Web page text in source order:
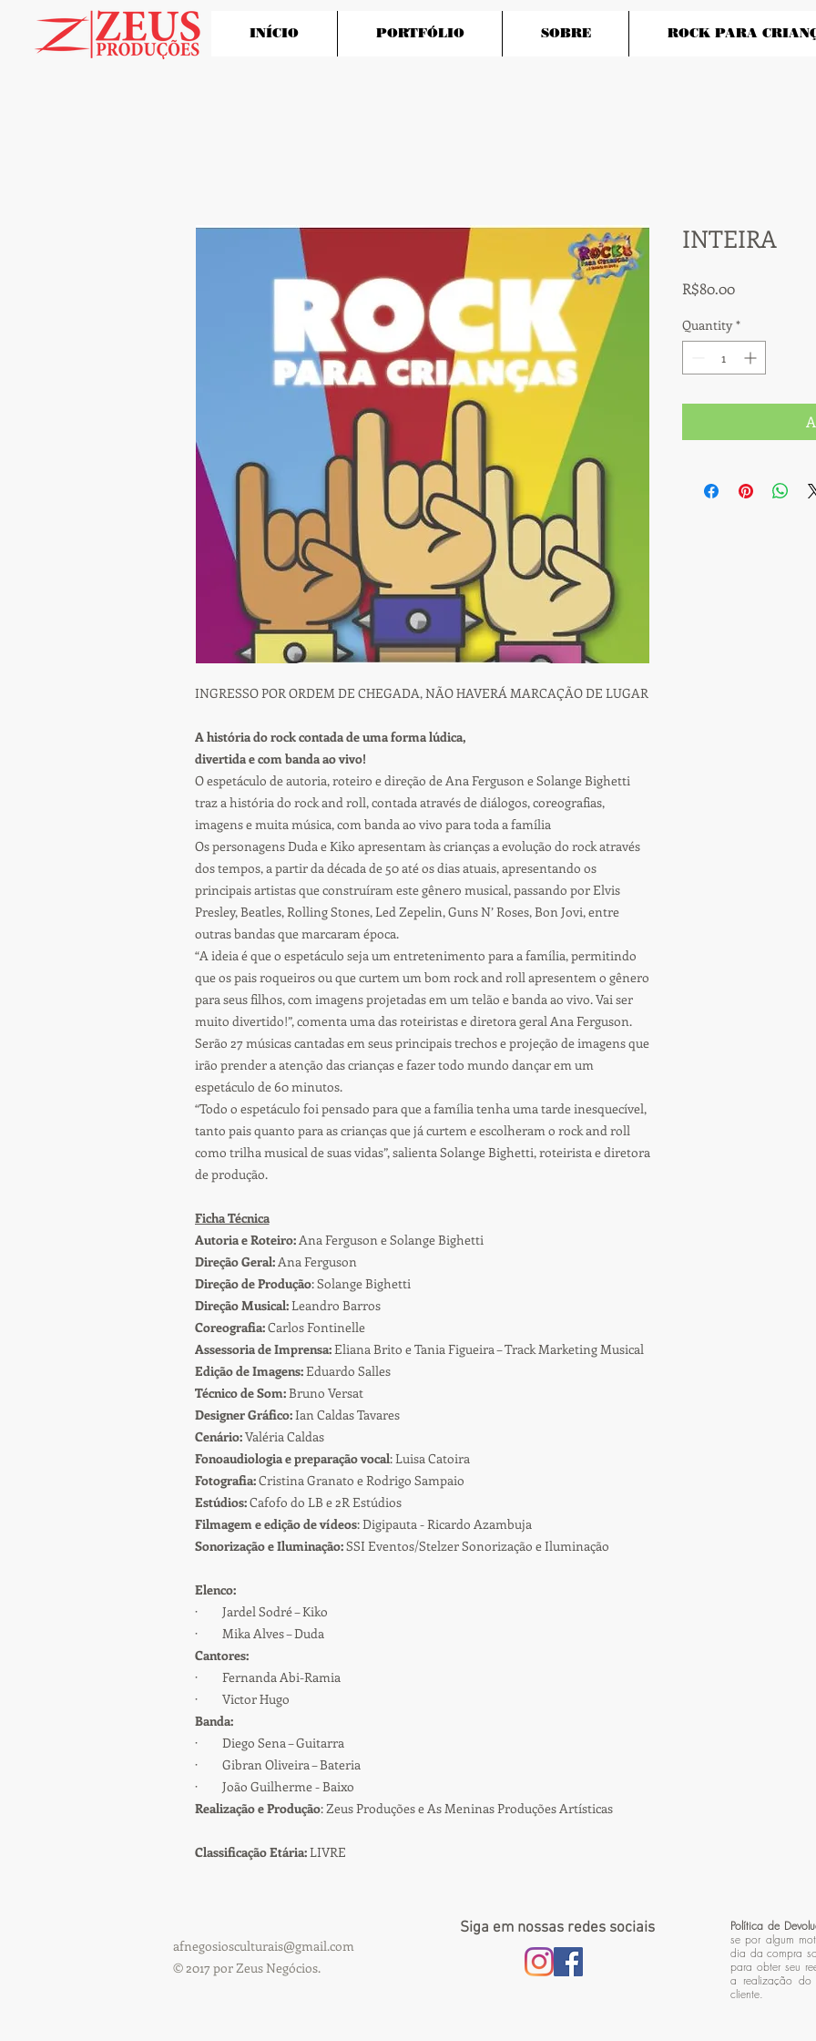
INÍCIO PORTFÓLIO SOBRE ROCK PARA
INGRESSO POR ORDEM DE CHEGADA, NÃO HAVERÁ MARCAÇÃO DE LUGAR
A história do rock contada de uma forma lúdica,
divertida e com banda ao vivo!
O espetáculo de autoria, roteiro e direção de Ana Ferguson e Solange Bighetti
traz a história do rock and roll, contada através de diálogos, coreografias,
imagens e muita música, com banda ao vivo para toda a família
Os personagens Duda e Kiko apresentam às crianças a evolução do rock através
dos tempos, a partir da década de 50 até os dias atuais, apresentando os
principais artistas que construíram este gênero musical, passando por Elvis
Presley, Beatles, Rolling Stones, Led Zepelin, Guns N’ Roses, Bon Jovi, entre
outras bandas que marcaram época.
“A ideia é que o espetáculo seja um entretenimento para a família, permitindo
que os pais roqueiros ou que curtem um bom rock and roll apresentem o gênero
para seus filhos, com imagens projetadas em um telão e banda ao vivo. Vai ser
muito divertido!”, comenta uma das roteiristas e diretora geral Ana Ferguson.
Serão 27 músicas cantadas em seus principais trechos e projeção de imagens que
irão prender a atenção das crianças e fazer todo mundo dançar em um
espetáculo de 60 minutos.
“Todo o espetáculo foi pensado para que a família tenha uma tarde inesquecível,
tanto pais quanto para as crianças que já curtem e escolheram o rock and roll
como trilha musical de suas vidas”, salienta Solange Bighetti, roteirista e diretora
de produção.
Ficha Técnica
Autoria e Roteiro:Ana Ferguson e Solange Bighetti
Direção Geral:Ana Ferguson
Direção de Produção: Solange Bighetti
Direção Musical:Leandro Barros
Coreografia:Carlos Fontinelle
Assessoria de Imprensa:Eliana Brito e Tania Figueira – Track Marketing Musical
Edição de Imagens:Eduardo Salles
Técnico de Som:Bruno Versat
Designer Gráfico:Ian Caldas Tavares
Cenário:Valéria Caldas
Fonoaudiologia e preparação vocal: Luisa Catoira
Fotografia:Cristina Granato e Rodrigo Sampaio
Estúdios:Cafofo do LB e 2R Estúdios
Filmagem e edição de vídeos: Digipauta - Ricardo Azambuja
Sonorização e Iluminação:SSI Eventos/Stelzer Sonorização e Iluminação
Elenco:
· Jardel Sodré – Kiko
· Mika Alves – Duda
Cantores:
· Fernanda Abi-Ramia
· Victor Hugo
Banda:
· Diego Sena – Guitarra
· Gibran Oliveira – Bateria
· João Guilherme - Baixo
Realização e Produção: Zeus Produções e As Meninas Produções Artísticas
Classificação Etária:LIVRE
INTEIRA
R$80.00Price
Quantity *
afnegosiosculturais@gmail.com
© 2017 por Zeus Negócios.
Siga em nossas redes sociais Política de
se por algum
dia da compra
para obter seu
a realização do
cliente.